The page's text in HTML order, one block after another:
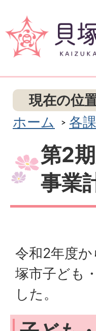
現在の位
ホーム
各
第2
事業
令和2年度
塚市子ども
した。